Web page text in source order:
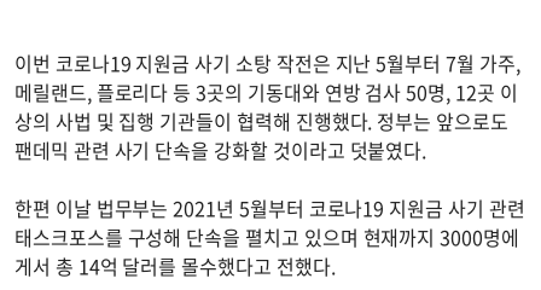
이번 코로나19 지원금 사기 소탕 작전은 지난 5월부터 7월 가주,
메릴랜드, 플로리다 등 3곳의 기동대와 연방 검사 50명, 12곳 이
상의 사법 및 집행 기관들이 협력해 진행했다. 정부는 앞으로도
팬데믹 관련 사기 단속을 강화할 것이라고 덧붙였다.
한편 이날 법무부는 2021년 5월부터 코로나19 지원금 사기 관련
태스크포스를 구성해 단속을 펼치고 있으며 현재까지 3000명에
게서 총 14억 달러를 몰수했다고 전했다.